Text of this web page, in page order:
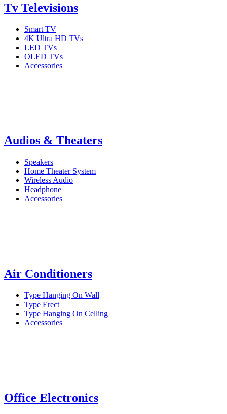
Tv Televisions
Smart TV
4K Ultra HD TVs
LED TVs
OLED TVs
Accessories
Audios & Theaters
Speakers
Home Theater System
Wireless Audio
Headphone
Accessories
Air Conditioners
Type Hanging On Wall
Type Erect
Type Hanging On Celling
Accessories
Office Electronics